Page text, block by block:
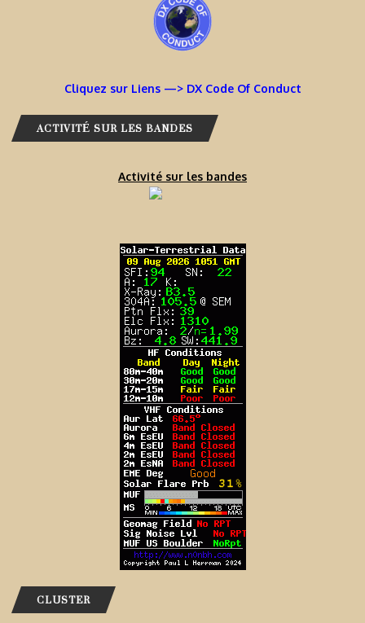
Cliquez sur Liens —> DX Code Of Conduct
ACTIVITÉ SUR LES BANDES
Activité sur les bandes
CLUSTER